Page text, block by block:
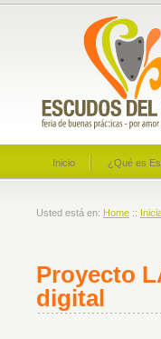
Inicio ¿Qué es
Usted está en: Home ::
Proyecto
digital